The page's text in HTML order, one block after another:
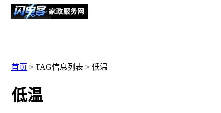
首页 > TAG信息列表 > 低温
低温